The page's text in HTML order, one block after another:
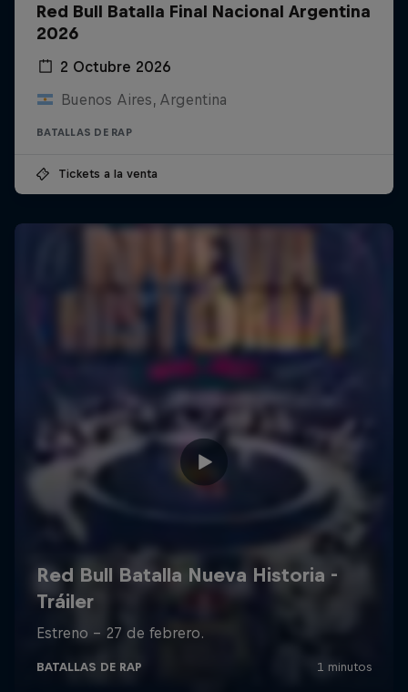
Red Bull Batalla Final Nacional Argentina
2026
2 Octubre 2026
Buenos Aires, Argentina
BATALLAS DE RAP
Tickets a la venta